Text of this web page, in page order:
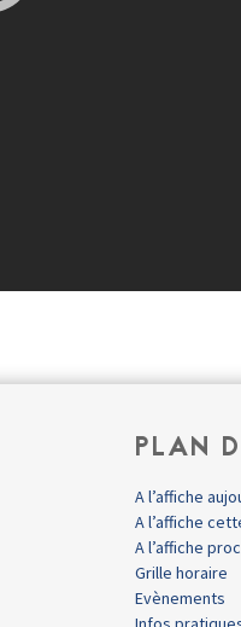
PLAN
A l’affiche
A l’affiche
A l’affiche
Grille horaire
Evènements